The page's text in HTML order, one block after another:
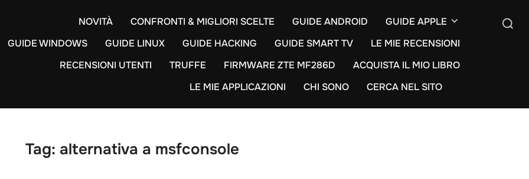
NOVITÀ CONFRONTI & MIGLIORI SCELTE GUIDE ANDROID
GUIDE APPLE
GUIDE WINDOWS
GUIDE LINUX GUIDE HACKING GUIDE SMART TV
LE MIE RECENSIONI
RECENSIONI UTENTI
TRUFFE FIRMWARE ZTE MF286D
ACQUISTA IL MIO LIBRO
LE MIE APPLICAZIONI
CHI SONO CERCA NEL SITO
Tag: alternativa a msfconsole